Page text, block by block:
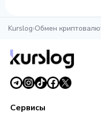
Kurslog›Обмен
Сервисы